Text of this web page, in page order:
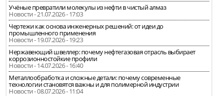
Учёные превратили молекулы из нефти в чистый алмаз
Новости - 21.07.2026 - 17:03
Чертежи как основа инженерных решений: от идеи до
промышленного применения
Новости - 19.07.2026 - 19:23
Нержавеющий швеллер: почему нефтегазовая отрасль выбирает
коррозионностойкие профили
Новости - 14.07.2026 - 16:40
Металлообработка и сложные детали: почему современные
технологии становятся важны и для полимерной индустрии
Новости - 08.07.2026 - 11:04